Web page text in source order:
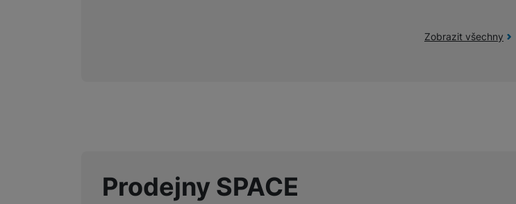
Zobrazit všechny
Prodejny SPACE